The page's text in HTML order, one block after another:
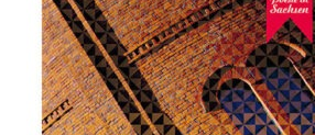
Empfehlung des Monats
Videos
Veranstaltungen